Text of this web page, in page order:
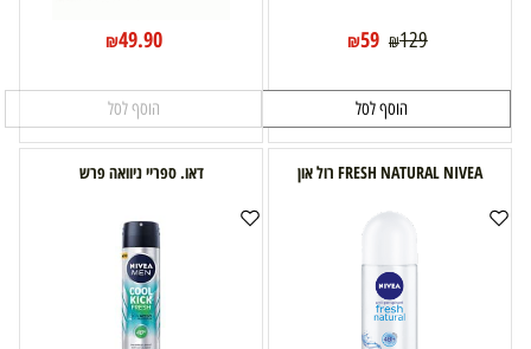
₪129
₪59
הוסף לסל
₪49.90
הוסף לסל
FRESH NATURAL NIVEA רול און דאו. ספריי ניוואה פרש